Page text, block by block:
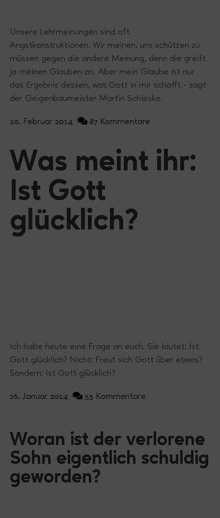
Unsere Lehrmeinungen sind oft
Angstkonstruktionen. Wir meinen, uns schützen zu
müssen gegen die andere Meinung, denn die greift
ja meinen Glauben an. Aber mein Glaube ist nur
das Ergebnis dessen, was Gott in mir schafft - sagt
der Geigenbaumeister Martin Schleske.
10. Februar 2014 87 Kommentare
Was meint ihr:
Ist Gott
glücklich?
Ich habe heute eine Frage an euch. Sie lautet: Ist
Gott glücklich? Nicht: Freut sich Gott über etwas?
Sondern: Ist Gott glücklich?
26. Januar 2014 55 Kommentare
Woran ist der verlorene
Sohn eigentlich schuldig
geworden?